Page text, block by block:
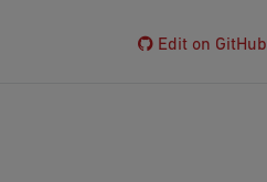
Edit on GitHub